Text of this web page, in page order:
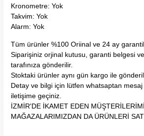
Kronometre: Yok
Takvim: Yok
Alarm: Yok
Tüm ürünler %100 Oriinal ve 24 ay
Siparişiniz orjinal kutusu, garanti belgesi
tarafınıza gönderilir.
Stoktaki ürünler aynı gün kargo ile
Detay ve bilgi için lütfen whatsaptan mesaj
iletişime geçiniz.
İZMİR'DE İKAMET EDEN
MAĞAZALARIMIZDAN DA ÜRÜNLERİ